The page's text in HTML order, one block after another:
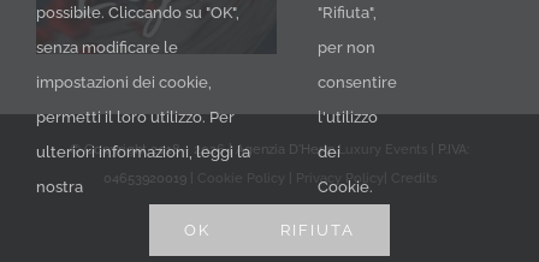
© Copyright 2018 - 2026 | Agenzia D'HerinLuxury Events
| P.IVA:
04653920019 |
Privacy Policy
FacebookLinkedIn
YouTubeInstagram
possibile. Cliccando su "OK",
senza modificare le
impostazioni dei cookie,
permetti il loro utilizzo. Per
ulteriori informazioni, leggi la
nostra
"Rifiuta",
per non
consentire
l'utilizzo
dei
Cookie.
OK RIFIUTA